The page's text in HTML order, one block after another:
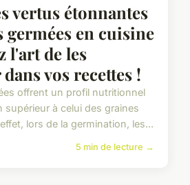
vertus étonnantes
germées en cuisine
l'art de les
vos recettes !
offrent un profil nutritionnel
supérieur à celui des graines
lors de la germination, les...
5 min de lecture →